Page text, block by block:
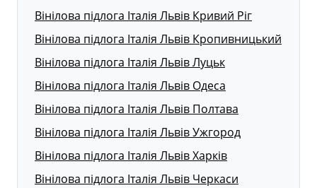
Вінілова підлога Італія Львів Кривий Ріг
Вінілова підлога Італія Львів Кропивницький
Вінілова підлога Італія Львів Луцьк
Вінілова підлога Італія Львів Одеса
Вінілова підлога Італія Львів Полтава
Вінілова підлога Італія Львів Ужгород
Вінілова підлога Італія Львів Харків
Вінілова підлога Італія Львів Черкаси